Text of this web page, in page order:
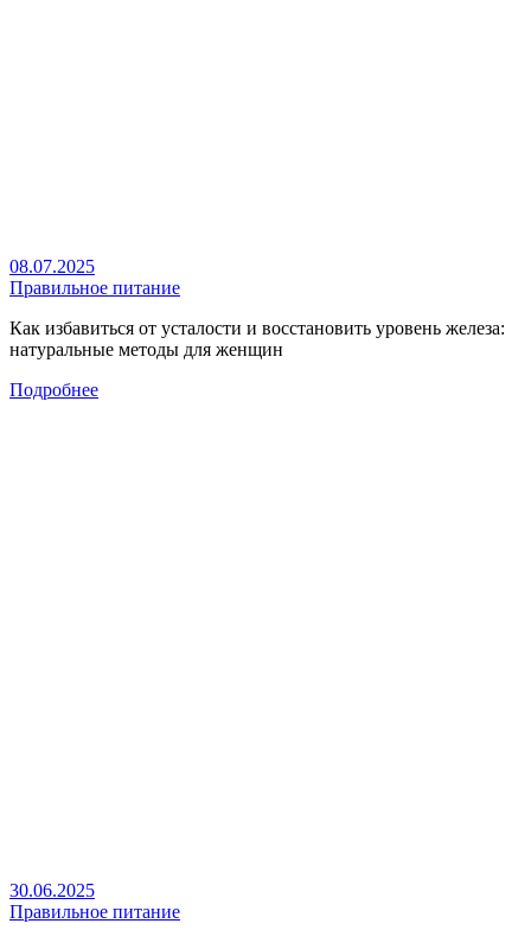
08.07.2025
Правильное питание
Как избавиться от усталости и восстановить уровень железа:
натуральные методы для женщин
Подробнее
30.06.2025
Правильное питание